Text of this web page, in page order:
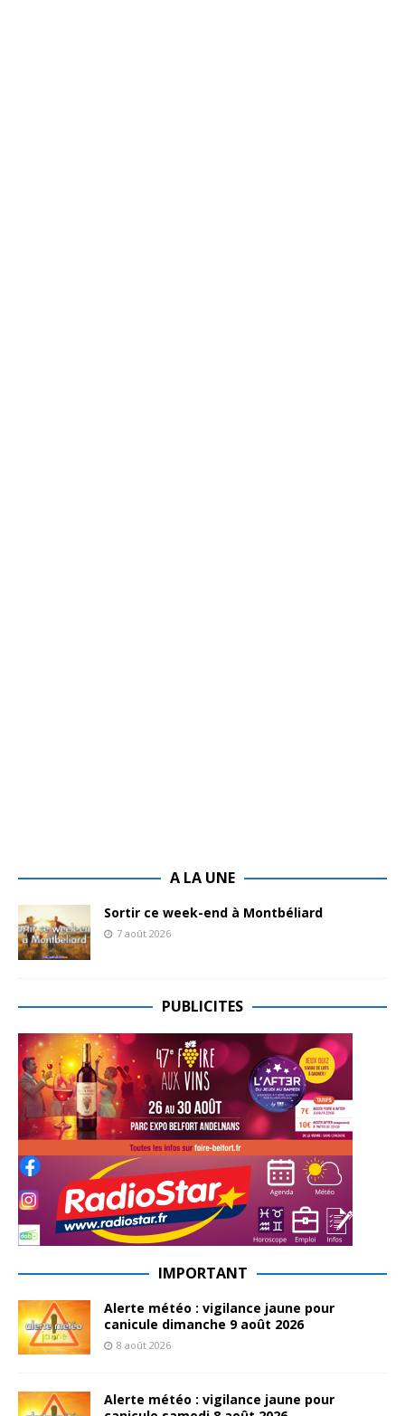
A LA UNE
Sortir ce week-end à Montbéliard
7 août 2026
PUBLICITES
IMPORTANT
Alerte météo : vigilance jaune pour
canicule dimanche 9 août 2026
8 août 2026
Alerte météo : vigilance jaune pour